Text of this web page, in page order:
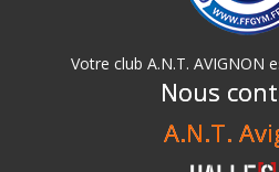
Votre club A.N.T. AVIGNON
Nous
A.N.T.